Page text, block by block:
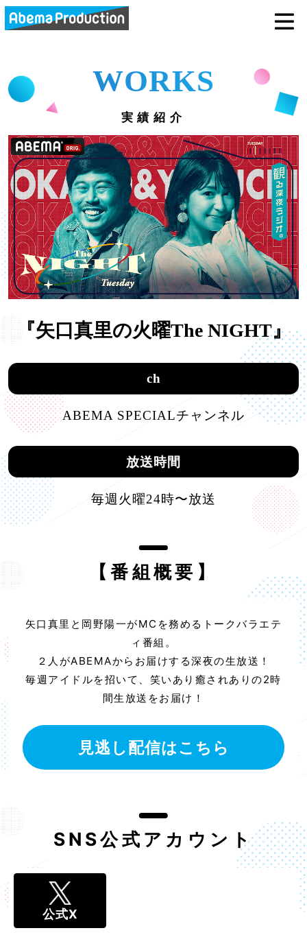
WORKS
実績紹介
『矢口真里の火曜The NIGHT』
ch
ABEMA SPECIALチャンネル
放送時間
毎週火曜24時〜放送
【番組概要】
矢口真里と岡野陽一がMCを務めるトークバラエテ
ィ番組。
２人がABEMAからお届けする深夜の生放送！
毎週アイドルを招いて、笑いあり癒されありの2時
間生放送をお届け！
見逃し配信はこちら
SNS公式アカウント
公式X